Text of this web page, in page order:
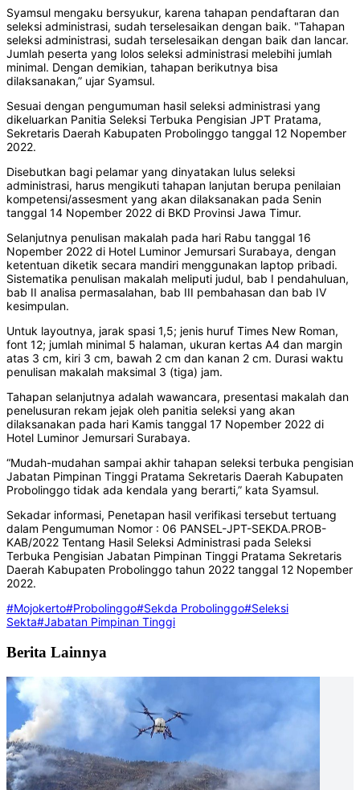
Syamsul mengaku bersyukur, karena tahapan pendaftaran dan
seleksi administrasi, sudah terselesaikan dengan baik. "Tahapan
seleksi administrasi, sudah terselesaikan dengan baik dan lancar.
Jumlah peserta yang lolos seleksi administrasi melebihi jumlah
minimal. Dengan demikian, tahapan berikutnya bisa
dilaksanakan,” ujar Syamsul.
Sesuai dengan pengumuman hasil seleksi administrasi yang
dikeluarkan Panitia Seleksi Terbuka Pengisian JPT Pratama,
Sekretaris Daerah Kabupaten Probolinggo tanggal 12 Nopember
2022.
Disebutkan bagi pelamar yang dinyatakan lulus seleksi
administrasi, harus mengikuti tahapan lanjutan berupa penilaian
kompetensi/assesment yang akan dilaksanakan pada Senin
tanggal 14 Nopember 2022 di BKD Provinsi Jawa Timur.
Selanjutnya penulisan makalah pada hari Rabu tanggal 16
Nopember 2022 di Hotel Luminor Jemursari Surabaya, dengan
ketentuan diketik secara mandiri menggunakan laptop pribadi.
Sistematika penulisan makalah meliputi judul, bab I pendahuluan,
bab II analisa permasalahan, bab III pembahasan dan bab IV
kesimpulan.
Untuk layoutnya, jarak spasi 1,5; jenis huruf Times New Roman,
font 12; jumlah minimal 5 halaman, ukuran kertas A4 dan margin
atas 3 cm, kiri 3 cm, bawah 2 cm dan kanan 2 cm. Durasi waktu
penulisan makalah maksimal 3 (tiga) jam.
Tahapan selanjutnya adalah wawancara, presentasi makalah dan
penelusuran rekam jejak oleh panitia seleksi yang akan
dilaksanakan pada hari Kamis tanggal 17 Nopember 2022 di
Hotel Luminor Jemursari Surabaya.
“Mudah-mudahan sampai akhir tahapan seleksi terbuka pengisian
Jabatan Pimpinan Tinggi Pratama Sekretaris Daerah Kabupaten
Probolinggo tidak ada kendala yang berarti,” kata Syamsul.
Sekadar informasi, Penetapan hasil verifikasi tersebut tertuang
dalam Pengumuman Nomor : 06 PANSEL-JPT-SEKDA.PROB-
KAB/2022 Tentang Hasil Seleksi Administrasi pada Seleksi
Terbuka Pengisian Jabatan Pimpinan Tinggi Pratama Sekretaris
Daerah Kabupaten Probolinggo tahun 2022 tanggal 12 Nopember
2022.
#Mojokerto#Probolinggo#Sekda Probolinggo#Seleksi
Sekta#Jabatan Pimpinan Tinggi
Berita Lainnya